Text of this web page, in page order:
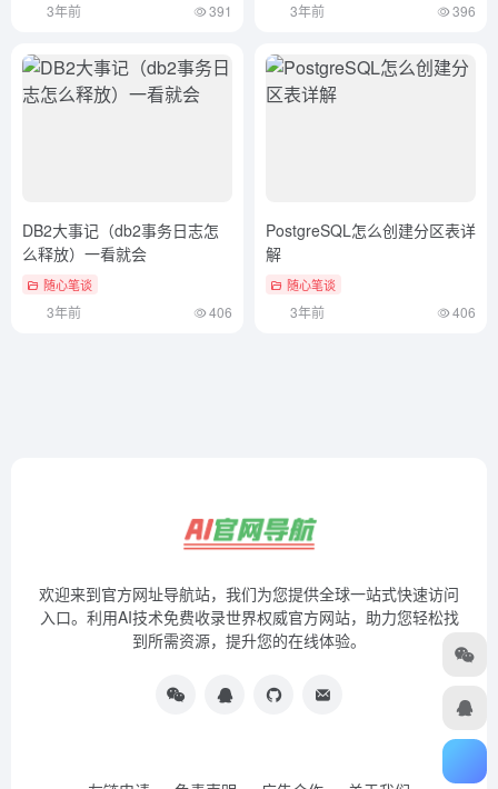
3年前 391 3年前 396
DB2大事记（db2事务日志怎
么释放）一看就会
随心笔谈
3年前 406
PostgreSQL怎么创建分区表详
解
随心笔谈
3年前 406
欢迎来到官方网址导航站，我们为您提供全球一站式快速访问
入口。利用AI技术免费收录世界权威官方网站，助力您轻松找
到所需资源，提升您的在线体验。